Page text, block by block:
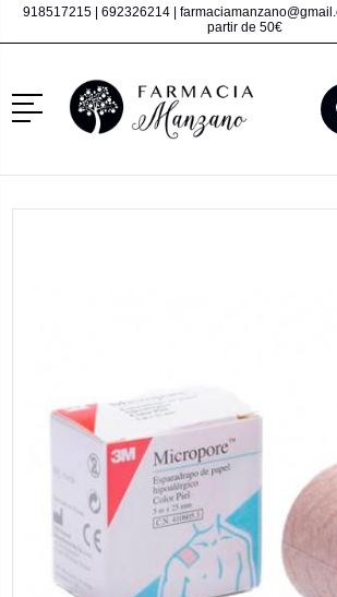
918517215 692326214
partir de 50€
Menú